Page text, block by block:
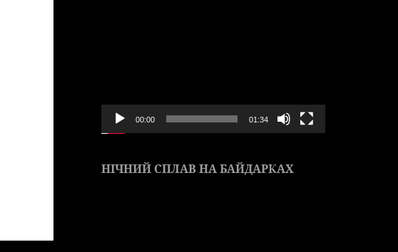
00:00 01:34
НІЧНИЙ СПЛАВ НА БАЙДАРКАХ